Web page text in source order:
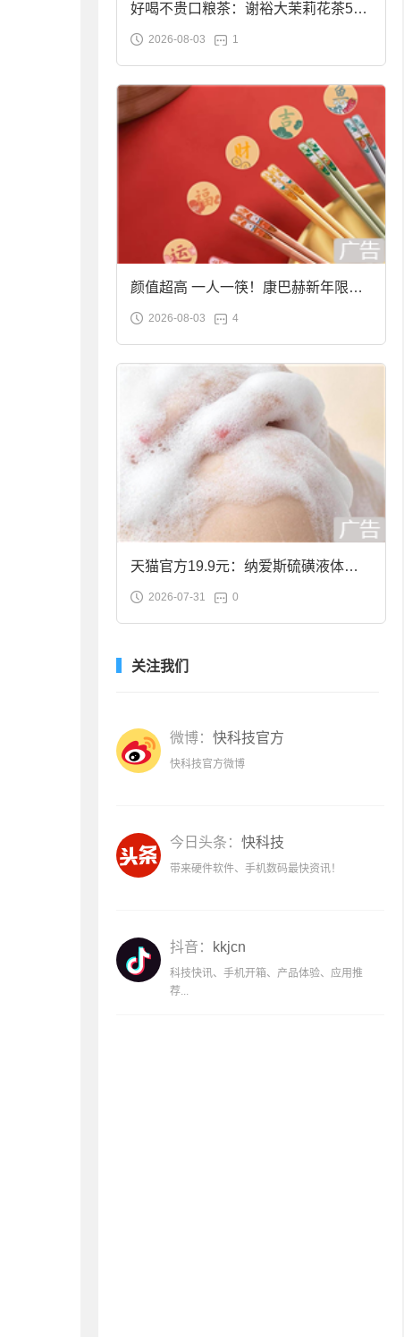
好喝不贵口粮茶：谢裕大茉莉花茶50g
袋装9.9元到手
2026-08-03 1
颜值超高 一人一筷！康巴赫新年限定
合金筷子大促：19.9元
2026-08-03 4
天猫官方19.9元：纳爱斯硫磺液体香
皂2斤大促
2026-07-31 0
关注我们
微博： 快科技官方
快科技官方微博
今日头条： 快科技
带来硬件软件、手机数码最快资讯！
抖音： kkjcn
科技快讯、手机开箱、产品体验、应用推
荐...